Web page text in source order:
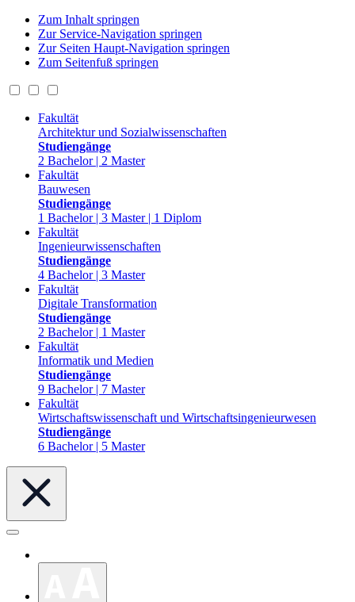
Zum Inhalt springen
Zur Service-Navigation springen
Zur Seiten Haupt-Navigation springen
Zum Seitenfuß springen
Fakultät
Architektur und Sozialwissenschaften
Studiengänge
2 Bachelor | 2 Master
Fakultät
Bauwesen
Studiengänge
1 Bachelor | 3 Master | 1 Diplom
Fakultät
Ingenieurwissenschaften
Studiengänge
4 Bachelor | 3 Master
Fakultät
Digitale Transformation
Studiengänge
2 Bachelor | 1 Master
Fakultät
Informatik und Medien
Studiengänge
9 Bachelor | 7 Master
Fakultät
Wirtschaftswissenschaft und Wirtschaftsingenieurwesen
Studiengänge
6 Bachelor | 5 Master